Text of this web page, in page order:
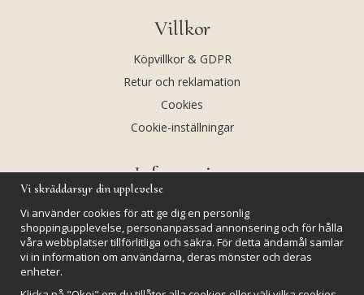
Villkor
Köpvillkor & GDPR
Retur och reklamation
Cookies
Cookie-inställningar
Information
Kalendarium
Nyheter
Vi skräddarsyr din upplevelse
Vi använder cookies för att ge dig en personlig
shoppingupplevelse, personanpassad annonsering och för hålla
våra webbplatser tillförlitliga och säkra. För detta ändamål samlar
vi in information om användarna, deras mönster och deras
enheter.